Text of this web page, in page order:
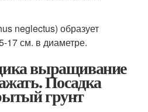
neglectus) образует
17 см. в диаметре.
выращивание
Посадка
грунт